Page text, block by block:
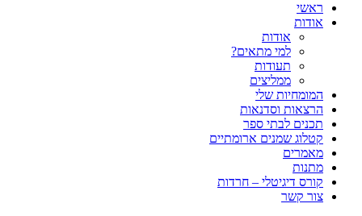
ראשי
אודות
אודות
למי מתאים?
תעודות
ממליצים
המומחיות שלי
הרצאות וסדנאות
תכנים לבתי ספר
קטלוג שמנים ארומתיים
מאמרים
מתנות
קורס דיגיטלי – חרדות
צור קשר